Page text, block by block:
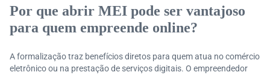
iros passos?
Por que abrir MEI pode ser vantajoso
para quem empreende online?
A formalização traz benefícios diretos para quem atua no comércio
eletrônico ou na prestação de serviços digitais. O empreendedor